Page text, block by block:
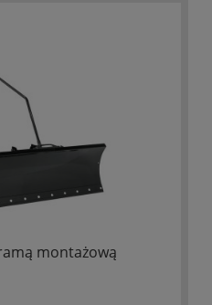
montażową